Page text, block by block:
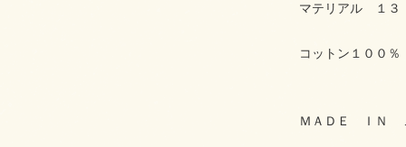
マテリアル １３
コットン１００％
ＭＡＤＥ ＩＮ